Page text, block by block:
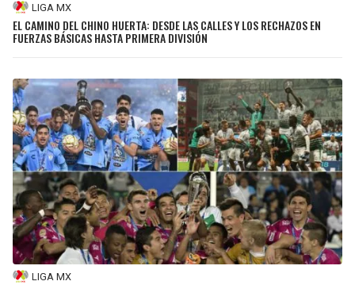
LIGA MX
EL CAMINO DEL CHINO HUERTA: DESDE LAS CALLES Y LOS RECHAZOS EN
FUERZAS BÁSICAS HASTA PRIMERA DIVISIÓN
LIGA MX